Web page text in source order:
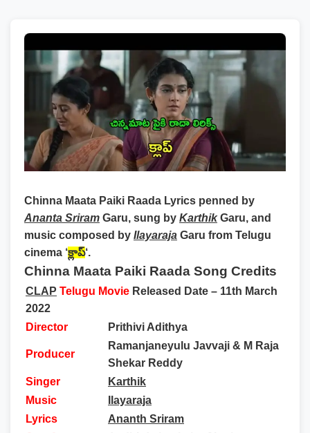
Chinna Maata Paiki Raada Lyrics penned by
Ananta Sriram Garu, sung by KarthikGaru, and
music composed by Ilayaraja Garu from Telugu
cinema ‘క్లాప్‘.
Chinna Maata Paiki Raada Song Credits
CLAP Telugu Movie Released Date – 11th March
2022
Director
Prithivi Adithya
Producer
Ramanjaneyulu Javvaji & M Raja
Shekar Reddy
Singer
Karthik
Music
Ilayaraja
Lyrics
Ananth Sriram